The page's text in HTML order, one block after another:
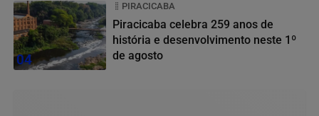
04
PIRACICABA
Piracicaba celebra 259 anos de
história e desenvolvimento neste 1º
de agosto